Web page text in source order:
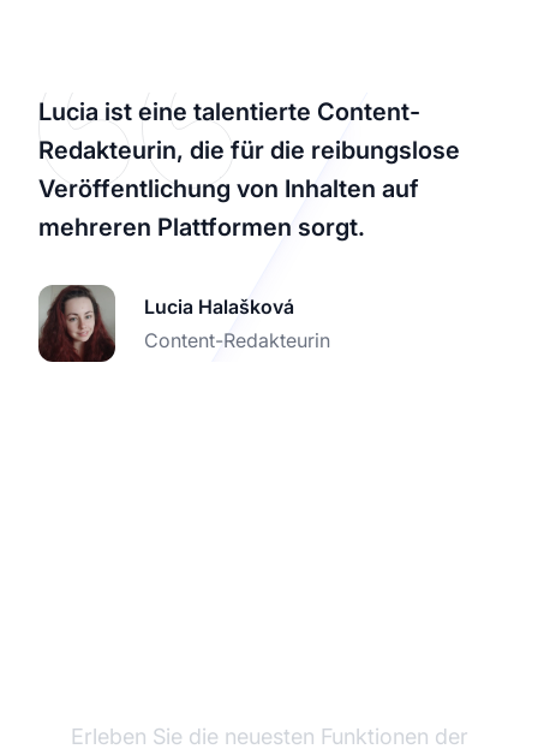
Lucia ist eine talentierte Content-
Redakteurin, die für die reibungslose
Veröffentlichung von Inhalten auf
mehreren Plattformen sorgt.
Lucia Halašková
Content-Redakteurin
Erleben Sie die neuesten Funktionen der